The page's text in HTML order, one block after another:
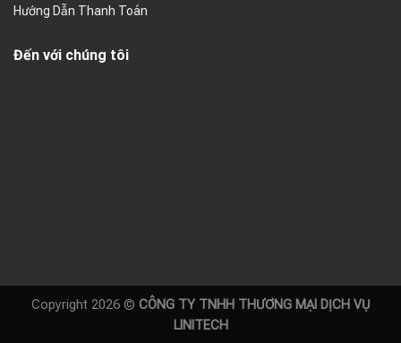
Hướng Dẫn Thanh Toán
Đến với chúng tôi
Copyright 2026 © CÔNG TY TNHH THƯƠNG MẠI DỊCH VỤ
LINITECH